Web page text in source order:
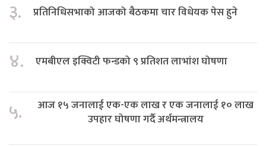
३. प्रतिनिधिसभाको आजको बैठकमा चार विधेयक पेस हुने
४. एमबीएल इक्विटी फन्डको ९ प्रतिशत लाभांश घोषणा
५.
आज १५ जनालाई एक-एक लाख र एक जनालाई १० लाख
उपहार घोषणा गर्दै अर्थमन्त्रालय